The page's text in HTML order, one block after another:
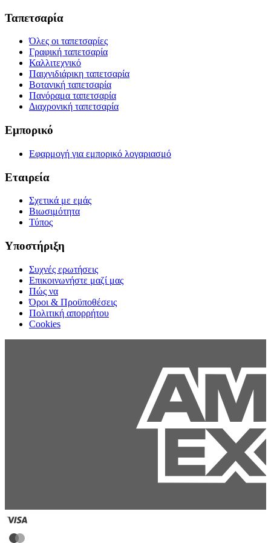
Ταπετσαρία
Όλες οι ταπετσαρίες
Γραφική ταπετσαρία
Καλλιτεχνικό
Παιχνιδιάρικη ταπετσαρία
Βοτανική ταπετσαρία
Πανόραμα ταπετσαρία
Διαχρονική ταπετσαρία
Εμπορικό
Εφαρμογή για εμπορικό λογαριασμό
Εταιρεία
Σχετικά με εμάς
Βιωσιμότητα
Τύπος
Υποστήριξη
Συχνές ερωτήσεις
Επικοινωνήστε μαζί μας
Πώς να
Όροι & Προϋποθέσεις
Πολιτική απορρήτου
Cookies